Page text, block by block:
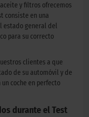
y filtros ofrecemos
consiste en una
estado general del
para su correcto
clientes a que
de su automóvil y de
coche en perfecto
durante el Test